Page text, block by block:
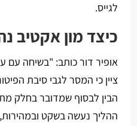
לגייס.
כיצד מון אקטיב
אופיר דור כותב: "בשיחה עם
ציין כי המסר לגבי סיבת
הבין לבסוף שמדובר בחלק
ההליך נעשה בשקט